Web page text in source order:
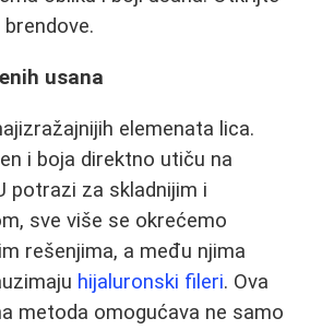
usana
elemenata lica.
i boja direktno utiču na
potrazi za skladnijim i
sve više se okrećemo
rešenjima, a među njima
hijaluronski fileri. Ova
metoda omogućava ne samo